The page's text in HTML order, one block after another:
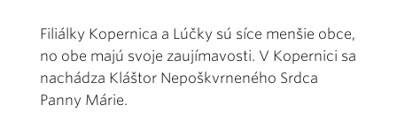
Filiálky Kopernica a Lúčky sú síce menšie obce,
no obe majú svoje zaujímavosti. V Kopernici sa
nachádza Kláštor Nepoškvrneného Srdca
Panny Márie.